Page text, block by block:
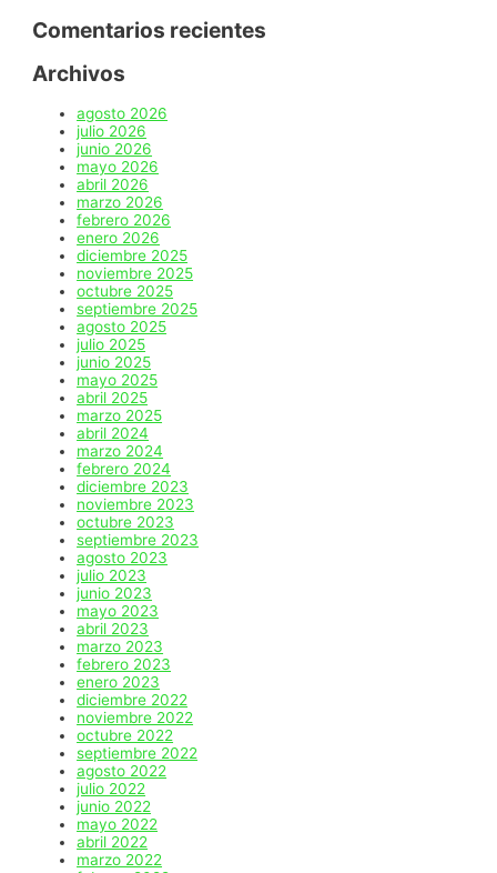
Comentarios recientes
Archivos
agosto 2026
julio 2026
junio 2026
mayo 2026
abril 2026
marzo 2026
febrero 2026
enero 2026
diciembre 2025
noviembre 2025
octubre 2025
septiembre 2025
agosto 2025
julio 2025
junio 2025
mayo 2025
abril 2025
marzo 2025
abril 2024
marzo 2024
febrero 2024
diciembre 2023
noviembre 2023
octubre 2023
septiembre 2023
agosto 2023
julio 2023
junio 2023
mayo 2023
abril 2023
marzo 2023
febrero 2023
enero 2023
diciembre 2022
noviembre 2022
octubre 2022
septiembre 2022
agosto 2022
julio 2022
junio 2022
mayo 2022
abril 2022
marzo 2022